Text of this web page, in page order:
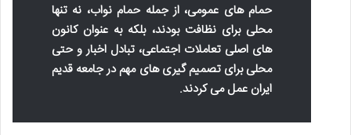
حمام های عمومی، از جمله حمام نواب، نه تنها
محلی برای نظافت بودند، بلکه به عنوان کانون
های اصلی تعاملات اجتماعی، تبادل اخبار و حتی
محلی برای تصمیم گیری های مهم در جامعه قدیم
ایران عمل می کردند.